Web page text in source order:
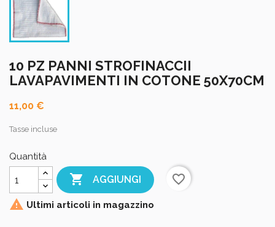
10 PZ PANNI STROFINACCII
LAVAPAVIMENTI IN COTONE 50X70CM
11,00 €
Tasse incluse
Quantità
 AGGIUNGI
favorite_border
 Ultimi articoli in magazzino